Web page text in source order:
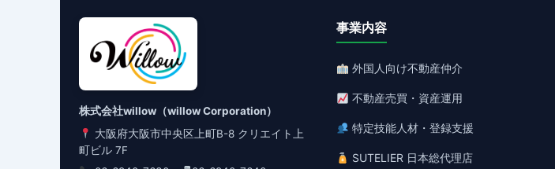
株式会社willow（willow Corporation）
大阪府大阪市中央区上町B-8 クリエイト上
町ビル 7F
事業内容
外国人向け不動産仲介
不動産売買・資産運用
特定技能人材・登録支援
SUTELIER 日本総代理店